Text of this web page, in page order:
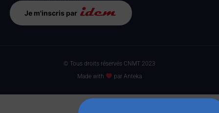
Je m'inscris par
© Tous droits réservés CNMT 2023
Made with
par Anteka